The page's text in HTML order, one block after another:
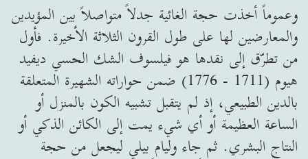
وعموماً أخذت حجة الغائية جدلاً متواصلاً بين المؤيدين
والمعارضين لها على طول القرون الثلاثة الأخيرة. فأول
من تطرّق إلى نقدها هو فيلسوف الشك الحسي ديفيد
هيوم (1711 - 1776) ضمن حواراته الشهيرة المتعلقة
بالدين الطبيعي، إذ لم يتقبل تشبيه الكون بالمنزل أو
الساعة العظيمة أو أي شيء يمت إلى الكائن الذكي أو
النتاج البشري. ثم جاء وليام بيلي ليجعل من حجة